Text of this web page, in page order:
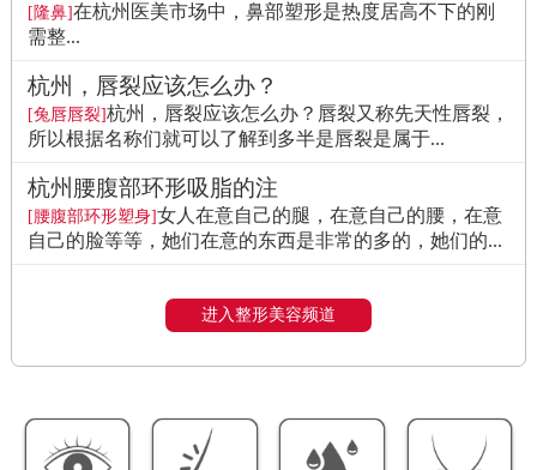
[隆鼻]在杭州医美市场中，鼻部塑形是热度居高不下的刚
需整...
杭州，唇裂应该怎么办？
[兔唇唇裂]杭州，唇裂应该怎么办？唇裂又称先天性唇裂，
所以根据名称们就可以了解到多半是唇裂是属于...
杭州腰腹部环形吸脂的注
[腰腹部环形塑身]女人在意自己的腿，在意自己的腰，在意
自己的脸等等，她们在意的东西是非常的多的，她们的...
进入整形美容频道